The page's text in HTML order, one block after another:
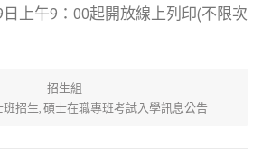
上午9：00起開放線上列印(不限次
招生組
班招生,碩士在職專班考試入學訊息公告